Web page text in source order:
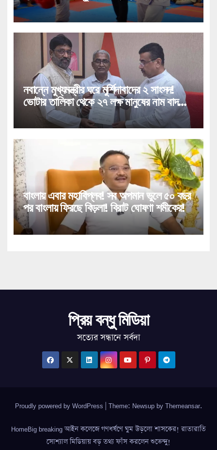
প্রশিক্ষণ!
নবান্নে মুখ্যমন্ত্রীর ঘরে মুর্শিদাবাদের ২ সাংসদ!
ভোটার তালিকা থেকে ২৭ লক্ষ মানুষের নাম বাদ
পড়া নিয়ে বিরাট পদক্ষেপ!
বাংলায় এবার মহাবিপ্লব! সব অপমান ভুলে ৫০ বছর
পর বাংলায় ফিরছে বিড়লা! বিরাট ঘোষণা শমীকের!
প্রিয় বন্ধু মিডিয়া
সত্যের সন্ধানে সর্বদা
Proudly powered by WordPress Theme: Newsup by Themeansar.
HomeBig breaking আইন কলেজে গণধর্ষণে ঘুম উড়লো শাসকের! রাতারাতি
সোশ্যাল মিডিয়ায় বড় তথ্য ফাঁস করলেন শুভেন্দু!